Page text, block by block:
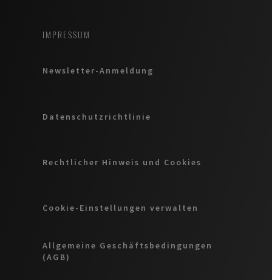
IMPRESSUM
Newsletter-Anmeldung
Datenschutzrichtlinie
Rechtlicher Hinweis und Cookies
Cookie-Einstellungen verwalten
Allgemeine Geschäftsbedingungen
(AGB)